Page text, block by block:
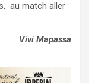
au match aller
Vivi Mapassa